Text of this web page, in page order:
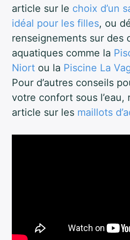
article sur le choix d’un
idéal pour les filles, ou
renseignements sur des
aquatiques comme la
Niort ou la Piscine La
Pour d’autres conseils
votre confort sous l’eau,
article sur les maillots